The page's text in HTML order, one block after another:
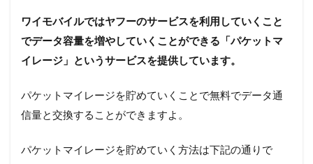
ワイモバイルではヤフーのサービスを利用していくこと
でデータ容量を増やしていくことができる「パケットマ
イレージ」というサービスを提供しています。
パケットマイレージを貯めていくことで無料でデータ通
信量と交換することができますよ。
パケットマイレージを貯めていく方法は下記の通りで